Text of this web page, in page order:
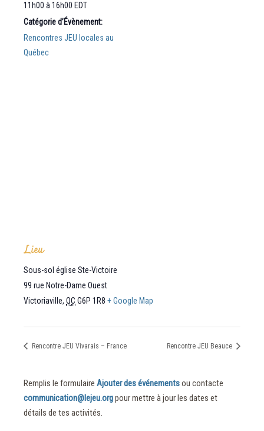
11h00 à 16h00 EDT
Catégorie d’Évènement:
Rencontres JEU locales au
Québec
Lieu
Sous-sol église Ste-Victoire
99 rue Notre-Dame Ouest
Victoriaville, QC G6P 1R8 + Google Map
Rencontre JEU Vivarais – France Rencontre JEU Beauce
Remplis le formulaire Ajouter des événementsou contacte
communication@lejeu.orgpour mettre à jour les dates et
détails de tes activités.